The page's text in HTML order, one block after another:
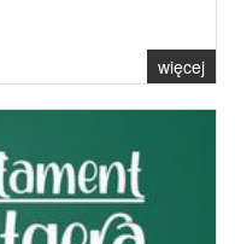
więcej